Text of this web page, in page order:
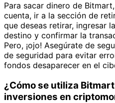
Para sacar dinero de
cuenta, ir a la sección de
que deseas retirar, ingresar
destino y confirmar la
Pero, ¡ojo! Asegúrate de
de seguridad para evitar
fondos desaparecer en el
¿Cómo se utiliza
inversiones en